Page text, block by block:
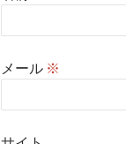
メール ※